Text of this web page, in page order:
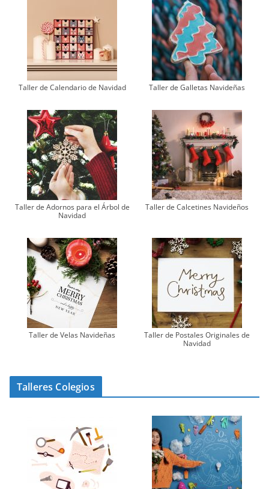
Taller de Calendario de Navidad Taller de Galletas Navideñas
Taller de Adornos para el Árbol de
Navidad
Taller de Calcetines Navideños
Taller de Velas Navideñas
Taller de Postales Originales de
Navidad
Talleres Colegios